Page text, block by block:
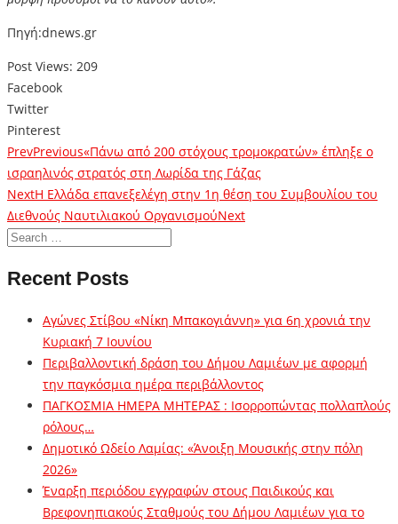
Πηγή:dnews.gr
Post Views: 209
Facebook
Twitter
Pinterest
PrevPrevious«Πάνω από 200 στόχους τρομοκρατών» έπληξε ο
ισραηλινός στρατός στη Λωρίδα της Γάζας
NextΗ Ελλάδα επανεξελέγη στην 1η θέση του Συμβουλίου του
Διεθνούς Ναυτιλιακού ΟργανισμούNext
Recent Posts
Αγώνες Στίβου «Νίκη Μπακογιάννη» για 6η χρονιά την
Κυριακή 7 Ιουνίου
Περιβαλλοντική δράση του Δήμου Λαμιέων με αφορμή
την παγκόσμια ημέρα περιβάλλοντος
ΠΑΓΚΟΣΜΙΑ ΗΜΕΡΑ ΜΗΤΕΡΑΣ : Ισορροπώντας πολλαπλούς
ρόλους…
Δημοτικό Ωδείο Λαμίας: «Άνοιξη Μουσικής στην πόλη
2026»
Έναρξη περιόδου εγγραφών στους Παιδικούς και
Βρεφονηπιακούς Σταθμούς του Δήμου Λαμιέων για το